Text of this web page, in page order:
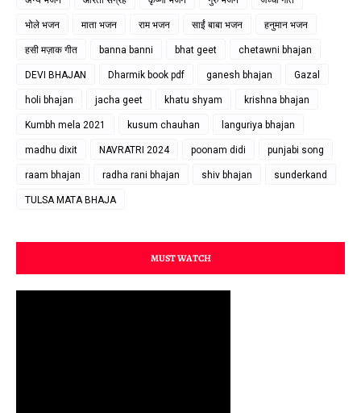
भोले भजन माता भजन राम भजन साईं बाबा भजन हनुमान भजन
हसी मज़ाक गीत banna banni bhat geet chetawni bhajan
DEVI BHAJAN Dharmik book pdf ganesh bhajan Gazal
holi bhajan jacha geet khatu shyam krishna bhajan
Kumbh mela 2021 kusum chauhan languriya bhajan
madhu dixit NAVRATRI 2024 poonam didi punjabi song
raam bhajan radha rani bhajan shiv bhajan sunderkand
TULSA MATA BHAJA
MUST WATCH